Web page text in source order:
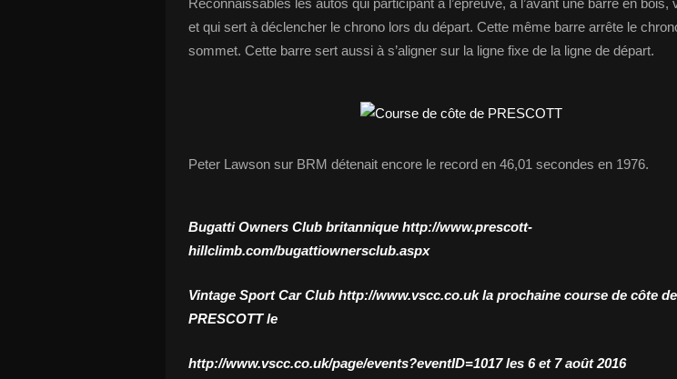
Reconnaissables les autos qui participant à l’épreuve, à l’avant une barre en bois,
et qui sert à déclencher le chrono lors du départ. Cette même barre arrête le
sommet. Cette barre sert aussi à s’aligner sur la ligne fixe de la ligne de départ.
Peter Lawson sur BRM détenait encore le record en 46,01 secondes en 1976.
Bugatti Owners Club britannique http://www.prescott-
hillclimb.com/bugattiownersclub.aspx
Vintage Sport Car Club http://www.vscc.co.ukla prochaine course de côte de
PRESCOTT le
http://www.vscc.co.uk/page/events?eventID=1017les 6 et 7 août 2016